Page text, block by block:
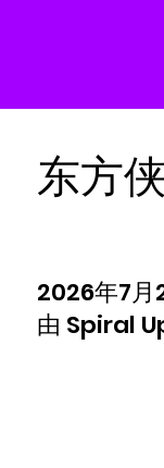
东方
2026年7月
由 Spiral